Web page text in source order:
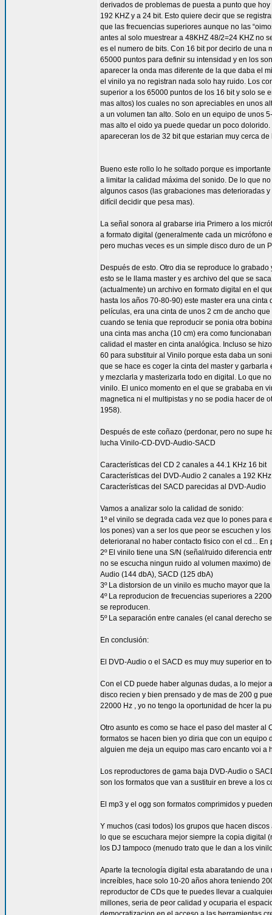
derivados de problemas de puesta a punto que
192 KHZ y a 24 bit. Esto quiere decir que se
que las frecuencias superiores aunque no las
antes al solo muestrear a 48KHZ 48/2=24 KHZ no
es el numero de bits. Con 16 bit por decirlo de una
65000 puntos para definir su intensidad y en los
aparecer la onda mas diferente de la que daba el
el vinilo ya no registran nada solo hay ruido. Los
superior a los 65000 puntos de los 16 bit y solo se
mas altos) los cuales no son apreciables en unos
a un volumen tan alto. Solo en un equipo de unos
mas alto el oido ya puede quedar un poco
apareceran los de 32 bit que estarian muy cerca
Bueno este rollo lo he soltado porque es
a limitar la calidad máxima del sonido. De lo que
algunos casos (las grabaciones mas deterioradas
difícil decidir que pesa mas).
La señal sonora al grabarse iria Primero a los
a formato digital (generalmente cada un micrófono
pero muchas veces es un simple disco duro de un
Después de esto. Otro dia se reproduce lo
esto se le llama master y es archivo del que se
(actualmente) un archivo en formato digital en el
hasta los años 70-80-90) este master era una
películas, era una cinta de unos 2 cm de ancho
cuando se tenia que reproducir se ponia otra
una cinta mas ancha (10 cm) era como
calidad el master en cinta analógica. Incluso se
60 para substituir al Vinilo porque esta daba un
que se hace es coger la cinta del master y
y mezclarla y masterizarla todo en digital. Lo que
vinilo. El unico momento en el que se grababa en
magnetica ni el multipistas y no se podia hacer de
1958).
Después de este coñazo (perdonar, pero no supe
lucha Vinilo-CD-DVD-Audio-SACD
Características del CD 2 canales a 44.1 KHz 16 bit
Características del DVD-Audio 2 canales a 192
Características del SACD parecidas al DVD-Audio
Vamos a analizar solo la calidad de sonido:
1º el vinilo se degrada cada vez que lo pones
los pones) van a ser los que peor se escuchen y
deterioranal no haber contacto fisico con el cd...
2º El vinilo tiene una S/N (señal/ruido diferencia
no se escucha ningun ruido al volumen maximo)
Audio (144 dbA), SACD (125 dbA)
3º La distorsion de un vinilo es mucho mayor que
4º La reproducion de frecuencias superiores a
se reproducen.
5º La separación entre canales (el canal derecho
En conclusión:
El DVD-Audio o el SACD es muy muy superior en
Con el CD puede haber algunas dudas, a lo mejor
disco recien y bien prensado y de mas de 200 g
22000 Hz , yo no tengo la oportunidad de hcer la
Otro asunto es como se hace el paso del master
formatos se hacen bien yo diria que con un
alguien me deja un equipo mas caro encanto voi a
Los reproductores de gama baja DVD-Audio o
son los formatos que van a sustituir en breve a los
El mp3 y el ogg son formatos comprimidos y
Y muchos (casi todos) los grupos que hacen
lo que se escuchara mejor siempre la copia digital
los DJ tampoco (menudo trato que le dan a los
Aparte la tecnología digital esta abaratando de
increíbles, hace solo 10-20 años ahora teniendo
reproductor de CDs que te puedes llevar a
millones, seria de peor calidad y ocuparia el